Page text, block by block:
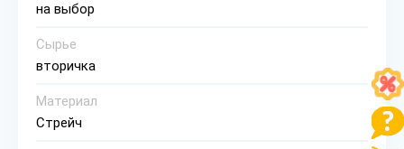
на выбор
Сырье
вторичка
Материал
Стрейч